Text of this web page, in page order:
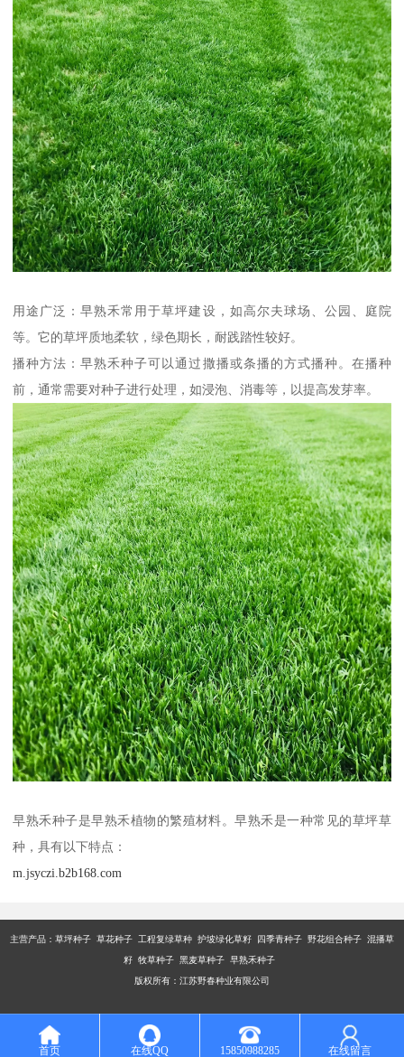
用途广泛：早熟禾常用于草坪建设，如高尔夫球场、公园、庭院
等。它的草坪质地柔软，绿色期长，耐践踏性较好。
播种方法：早熟禾种子可以通过撒播或条播的方式播种。在播种
前，通常需要对种子进行处理，如浸泡、消毒等，以提高发芽率。
早熟禾种子是早熟禾植物的繁殖材料。早熟禾是一种常见的草坪草
种，具有以下特点：
m.jsyczi.b2b168.com
主营产品： 草坪种子 草花种子 工程复绿草种 护坡绿化草籽 四季青种子 野花组合种子 混播草
籽 牧草种子 黑麦草种子 早熟禾种子
版权所有：江苏野春种业有限公司
首页 在线QQ 15850988285 在线留言